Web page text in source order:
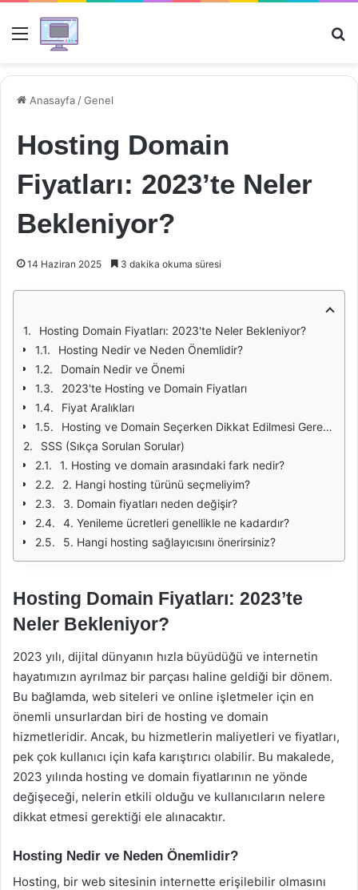
Menü
Anasayfa /Genel
Hosting Domain
Fiyatları: 2023’te Neler
Bekleniyor?
14 Haziran 2025 3 dakika okuma süresi
Hosting Domain Fiyatları: 2023'te Neler Bekleniyor?
Hosting Nedir ve Neden Önemlidir?
Domain Nedir ve Önemi
2023'te Hosting ve Domain Fiyatları
Fiyat Aralıkları
Hosting ve Domain Seçerken Dikkat Edilmesi Gerekenler
SSS (Sıkça Sorulan Sorular)
1. Hosting ve domain arasındaki fark nedir?
2. Hangi hosting türünü seçmeliyim?
3. Domain fiyatları neden değişir?
4. Yenileme ücretleri genellikle ne kadardır?
5. Hangi hosting sağlayıcısını önerirsiniz?
Hosting Domain Fiyatları: 2023’te
Neler Bekleniyor?
2023 yılı, dijital dünyanın hızla büyüdüğü ve internetin
hayatımızın ayrılmaz bir parçası haline geldiği bir dönem.
Bu bağlamda, web siteleri ve online işletmeler için en
önemli unsurlardan biri de hosting ve domain
hizmetleridir. Ancak, bu hizmetlerin maliyetleri ve fiyatları,
pek çok kullanıcı için kafa karıştırıcı olabilir. Bu makalede,
2023 yılında hosting ve domain fiyatlarının ne yönde
değişeceği, nelerin etkili olduğu ve kullanıcıların nelere
dikkat etmesi gerektiği ele alınacaktır.
Hosting Nedir ve Neden Önemlidir?
Hosting, bir web sitesinin internette erişilebilir olmasını